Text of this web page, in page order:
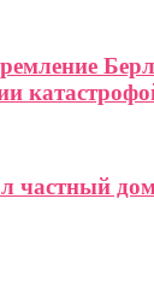
частный дом